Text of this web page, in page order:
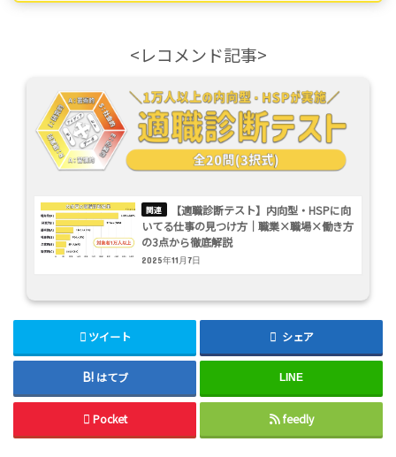
<レコメンド記事>
【適職診断テスト】内向型・HSPに向
いてる仕事の見つけ方｜職業×職場×働き方
の3点から徹底解説
2025年11月7日
ツイート シェア
はてブ LINE
Pocket feedly